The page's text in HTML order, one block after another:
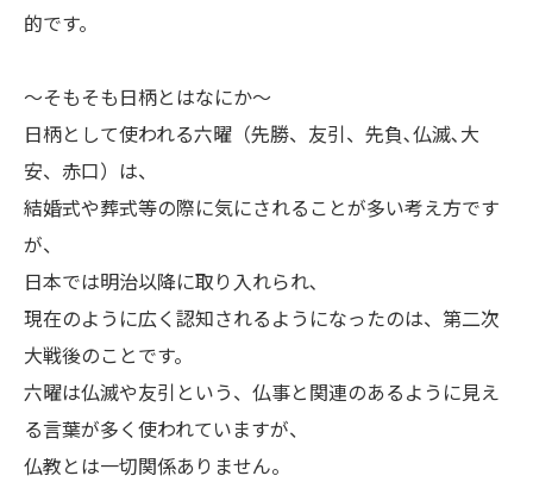
的です。
～そもそも日柄とはなにか～
日柄として使われる六曜（先勝、友引、先負､仏滅､大
安、赤口）は、
結婚式や葬式等の際に気にされることが多い考え方です
が、
日本では明治以降に取り入れられ､
現在のように広く認知されるようになったのは、第二次
大戦後のことです。
六曜は仏滅や友引という、仏事と関連のあるように見え
る言葉が多く使われていますが、
仏教とは一切関係ありません。